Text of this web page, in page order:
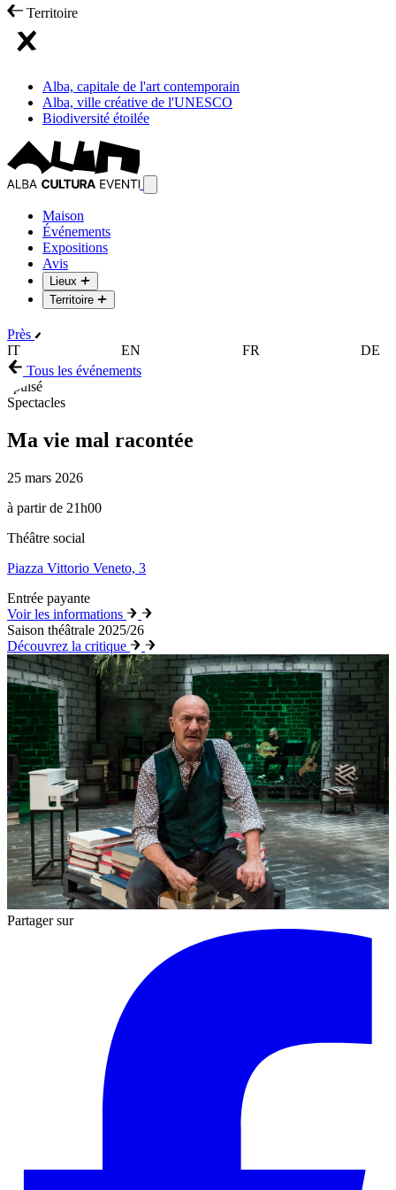
Territoire
Alba, capitale de l'art contemporain
Alba, ville créative de l'UNESCO
Biodiversité étoilée
Maison
Événements
Expositions
Avis
Lieux
Territoire
Près
IT
EN FR
DE
Tous les événements
épuisé
Spectacles
Ma vie mal racontée
25 mars 2026
à partir de 21h00
Théâtre social
Piazza Vittorio Veneto, 3
Entrée payante
Voir les informations
Saison théâtrale 2025/26
Découvrez la critique
Partager sur